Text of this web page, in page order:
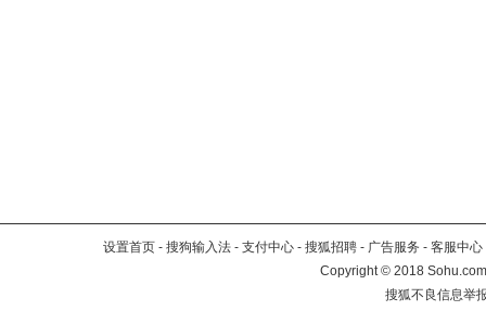
设置首页 - 搜狗输入法 - 支付中心 - 搜狐招聘 - 广告服务 - 客服中心
Copyright©2018
搜狐不良信息举